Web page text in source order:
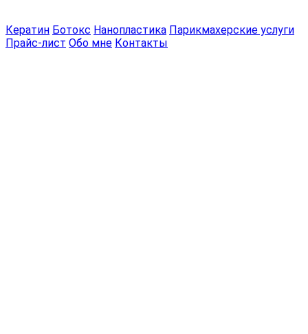
Кератин Ботокс Нанопластика Парикмахерские услуги
Прайс-лист Обо мне Контакты